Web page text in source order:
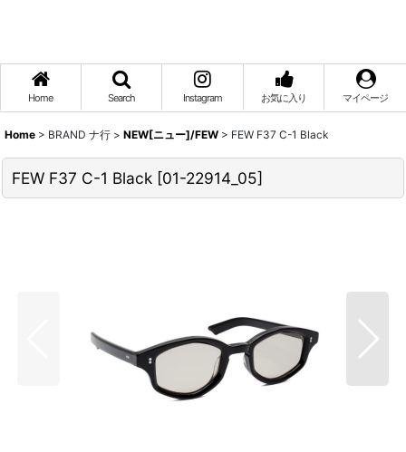
Home Search Instagram お気に入り マイページ
Home > BRAND ナ行 > NEW[ニュー]/FEW > FEW F37 C-1 Black
FEW F37 C-1 Black [01-22914_05]